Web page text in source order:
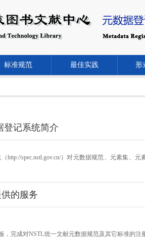
标准规范 最佳实践 形
登记系统简介
http://spec.nstl.gov.cn/）对元数据规范、元素集
的服务
，完成对NSTL统一文献元数据规范及其它标准的